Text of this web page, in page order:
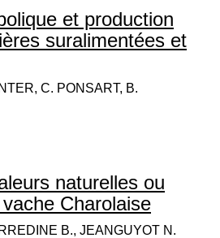
et production
suralimentées et
C. PONSART, B.
naturelles ou
Charolaise
B., JEANGUYOT N.